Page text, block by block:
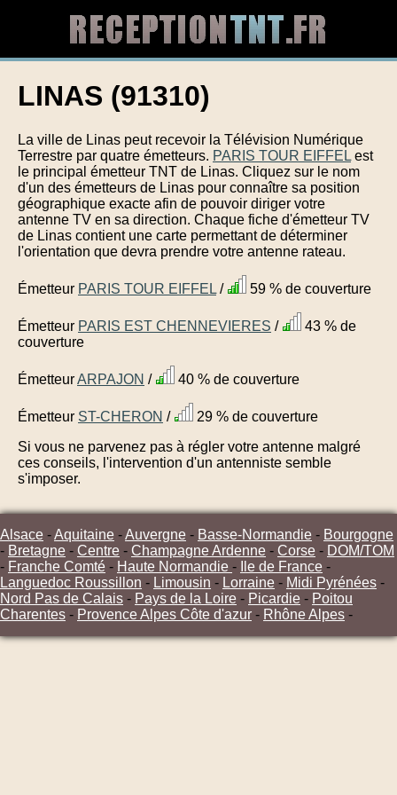
LINAS (91310)
La ville de Linas peut recevoir la Télévision Numérique
Terrestre par quatre émetteurs. PARIS TOUR EIFFEL est
le principal émetteur TNT de Linas. Cliquez sur le nom
d'un des émetteurs de Linas pour connaître sa position
géographique exacte afin de pouvoir diriger votre
antenne TV en sa direction. Chaque fiche d'émetteur TV
de Linas contient une carte permettant de déterminer
l'orientation que devra prendre votre antenne rateau.
Émetteur PARIS TOUR EIFFEL / 59 % de couverture
Émetteur PARIS EST CHENNEVIERES /
43 % de
couverture
ÉmetteurARPAJON / 40 % de couverture
Émetteur ST-CHERON /
29 % de couverture
Si vous ne parvenez pas à régler votre antenne malgré
ces conseils, l'intervention d'un antenniste semble
s'imposer.
Alsace -Aquitaine -Auvergne - Basse-Normandie - Bourgogne
- Bretagne - Centre - Champagne Ardenne - Corse - DOM/TOM
- Franche Comté - Haute Normandie - Ile de France -
Languedoc Roussillon - Limousin - Lorraine - Midi Pyrénées -
Nord Pas de Calais - Pays de la Loire - Picardie - Poitou
Charentes - Provence Alpes Côte d'azur - Rhône Alpes -